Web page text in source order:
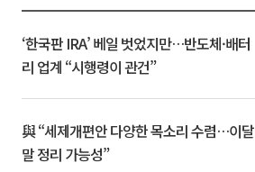
‘한국판 IRA’ 베일 벗었지만…반도체·배터
리 업계 “시행령이 관건”
與 “세제개편안 다양한 목소리 수렴…이달
말 정리 가능성”